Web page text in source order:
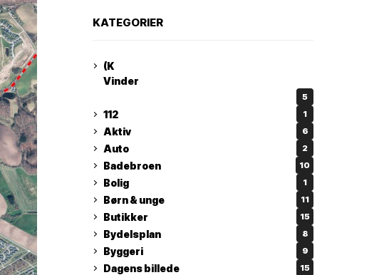
kunstnerpar repræsenteres
KATEGORIER
(K
Vinder
5
112 1
Aktiv 6
Auto 2
Badebroen 10
Bolig 1
Børn & unge 11
Butikker 15
Bydelsplan 8
Byggeri 9
Dagens billede 15